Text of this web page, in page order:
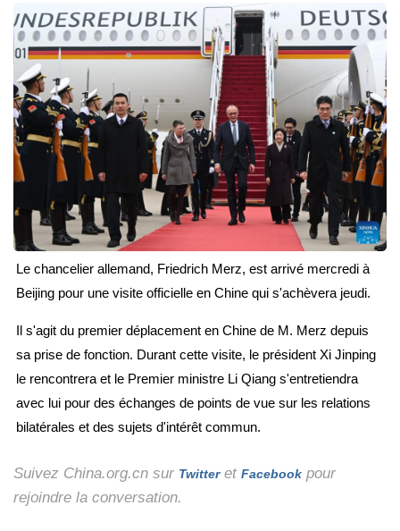
Le chancelier allemand, Friedrich Merz, est arrivé mercredi à
Beijing pour une visite officielle en Chine qui s'achèvera jeudi.
Il s'agit du premier déplacement en Chine de M. Merz depuis
sa prise de fonction. Durant cette visite, le président Xi Jinping
le rencontrera et le Premier ministre Li Qiang s'entretiendra
avec lui pour des échanges de points de vue sur les relations
bilatérales et des sujets d'intérêt commun.
Suivez China.org.cn sur Twitteret Facebook pour
rejoindre la conversation.